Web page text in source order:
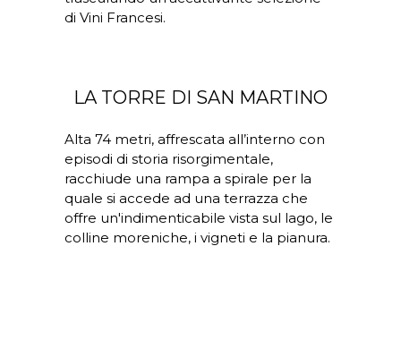
di Vini Francesi.
LA TORRE DI SAN MARTINO
Alta 74 metri, affrescata all’interno con
episodi di storia risorgimentale,
racchiude una rampa a spirale per la
quale si accede ad una terrazza che
offre un'indimenticabile vista sul lago, le
colline moreniche, i vigneti e la pianura.